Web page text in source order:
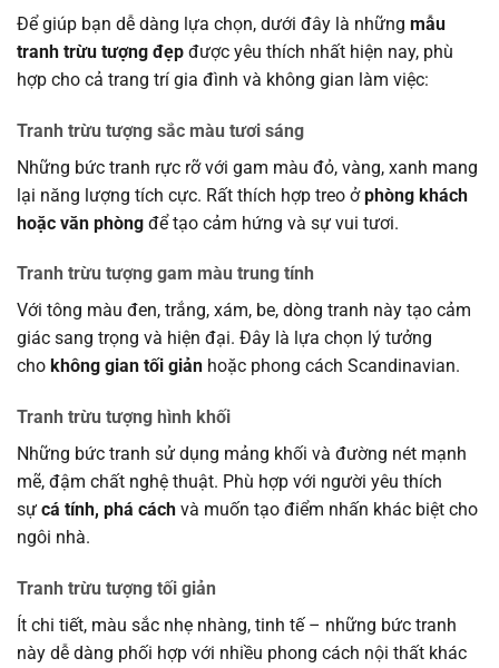
Để giúp bạn dễ dàng lựa chọn, dưới đây là những mẫu
tranh trừu tượng đẹp được yêu thích nhất hiện nay, phù
hợp cho cả trang trí gia đình và không gian làm việc:
Tranh trừu tượng sắc màu tươi sáng
Những bức tranh rực rỡ với gam màu đỏ, vàng, xanh mang
lại năng lượng tích cực. Rất thích hợp treo ởphòng khách
hoặc văn phòng để tạo cảm hứng và sự vui tươi.
Tranh trừu tượng gam màu trung tính
Với tông màu đen, trắng, xám, be, dòng tranh này tạo cảm
giác sang trọng và hiện đại. Đây là lựa chọn lý tưởng
cho không gian tối giản hoặc phong cách Scandinavian.
Tranh trừu tượng hình khối
Những bức tranh sử dụng mảng khối và đường nét mạnh
mẽ, đậm chất nghệ thuật. Phù hợp với người yêu thích
sự cá tính, phá cách và muốn tạo điểm nhấn khác biệt cho
ngôi nhà.
Tranh trừu tượng tối giản
Ít chi tiết, màu sắc nhẹ nhàng, tinh tế – những bức tranh
này dễ dàng phối hợp với nhiều phong cách nội thất khác